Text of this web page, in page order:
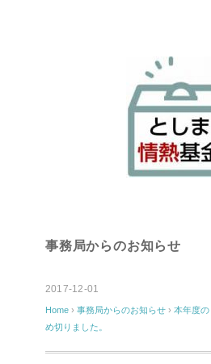
事務局からのお知らせ
2017-12-01
Home › 事務局からのお知らせ › 本年度
め切りました。